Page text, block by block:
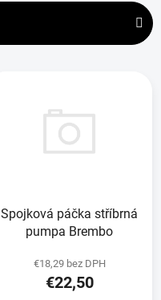
Spojková páčka stříbrná
pumpa Brembo
€18,29 bez DPH
€22,50